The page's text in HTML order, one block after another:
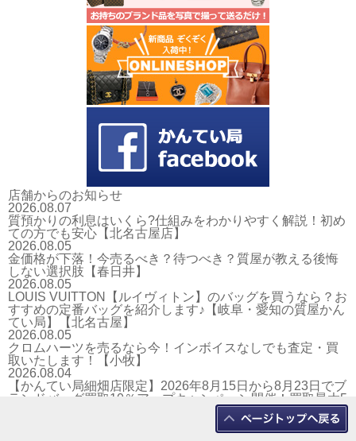
店舗からのお知らせ
2026.08.07
質預かりの利息はいくら?仕組みをわかりやすく解説！初め
ての方でも安心【北名古屋店】
2026.08.05
金価格が下落！今売るべき？待つべき？質屋が教える後悔
しない選択肢【春日井】
2026.08.05
LOUIS VUITTON【ルイヴィトン】のバッグを買うなら？お
すすめの定番バッグを紹介します♪【岐阜・愛知の質屋かん
てい局】【北名古屋】
2026.08.05
クロムハーツを売るなら今！インボイスなしでも査定・買
取いたします！【小牧】
2026.08.04
【かんてい局細畑店限定】2026年8月15日から8月23日でブ
ランドバッグ買取10％アップキャンペーン開催！買取最大5
【北名古屋/一宮/稲沢エリア】カルティエ/リングの買取なら